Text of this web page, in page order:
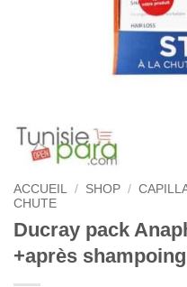
ACCUEIL / SHOP /
CHUTE
Ducray pack
+après shampoing